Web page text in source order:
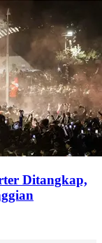
Ditangkap,